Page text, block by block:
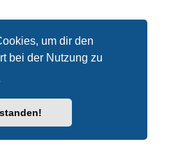
um dir den
bei der Nutzung zu